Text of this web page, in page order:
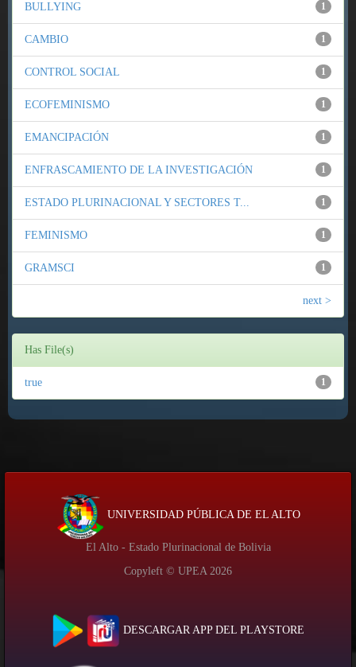
1
BULLYING
1
CAMBIO
1
CONTROL SOCIAL
1
ECOFEMINISMO
1
EMANCIPACIÓN
1
ENFRASCAMIENTO DE LA INVESTIGACIÓN
1
ESTADO PLURINACIONAL Y SECTORES T...
1
FEMINISMO
1
GRAMSCI
next >
Has File(s)
1
true
UNIVERSIDAD PÚBLICA DE EL ALTO
El Alto - Estado Plurinacional de Bolivia
Copyleft © UPEA 2026
DESCARGAR APP DEL PLAYSTORE